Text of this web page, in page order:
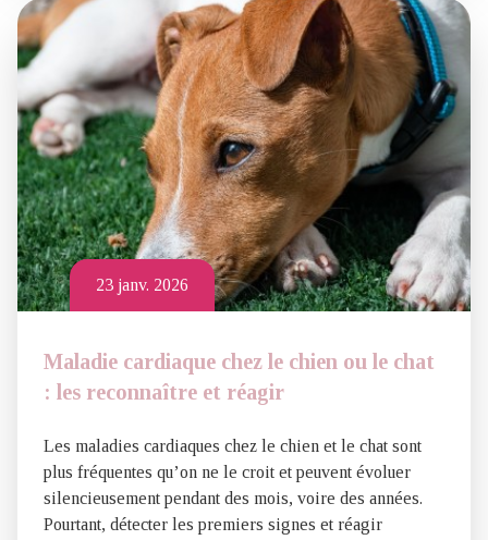
23 janv. 2026
Maladie cardiaque chez le chien ou le chat
: les reconnaître et réagir
Les maladies cardiaques chez le chien et le chat sont
plus fréquentes qu’on ne le croit et peuvent évoluer
silencieusement pendant des mois, voire des années.
Pourtant, détecter les premiers signes et réagir